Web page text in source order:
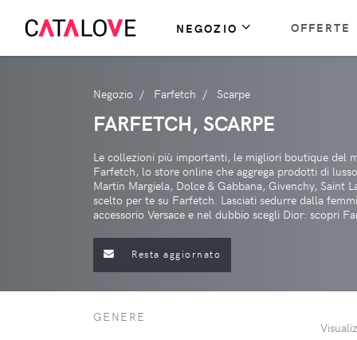
NEGOZIO OFFERTE
Negozio Farfetch Scarpe
FARFETCH, SCARPE
Le collezioni più importanti, le migliori boutique del
Farfetch, lo store online che aggrega prodotti di
Martin Margiela, Dolce & Gabbana, Givenchy, Saint
scelto per te su Farfetch. Lasciati sedurre dalla
accessorio Versace e nel dubbio scegli Dior: scopri
Resta aggiornato
GENERE